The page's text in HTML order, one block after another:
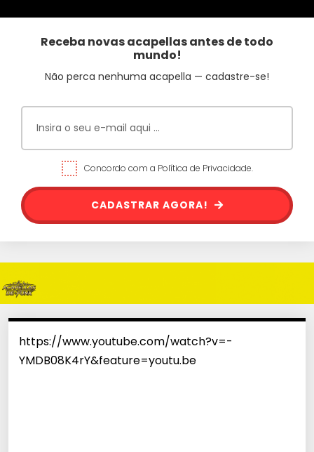
Receba novas acapellas antes de todo
mundo!
Não perca nenhuma acapella — cadastre-se!
Concordo com a Política de Privacidade.
CADASTRAR AGORA!
https://www.youtube.com/watch?v=-
YMDB08K4rY&feature=youtu.be